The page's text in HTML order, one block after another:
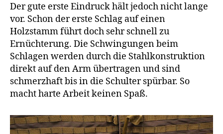
Der gute erste Eindruck hält jedoch nicht lange
vor. Schon der erste Schlag auf einen
Holzstamm führt doch sehr schnell zu
Ernüchterung. Die Schwingungen beim
Schlagen werden durch die Stahlkonstruktion
direkt auf den Arm übertragen und sind
schmerzhaft bis in die Schulter spürbar. So
macht harte Arbeit keinen Spaß.